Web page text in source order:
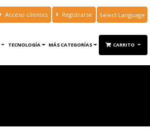
Acceso clientes Registrarse
Translate
TECNOLOGÍA MÁS CATEGORÍAS CARRITO